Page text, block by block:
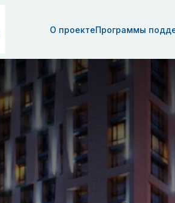
О проектеПрограммы